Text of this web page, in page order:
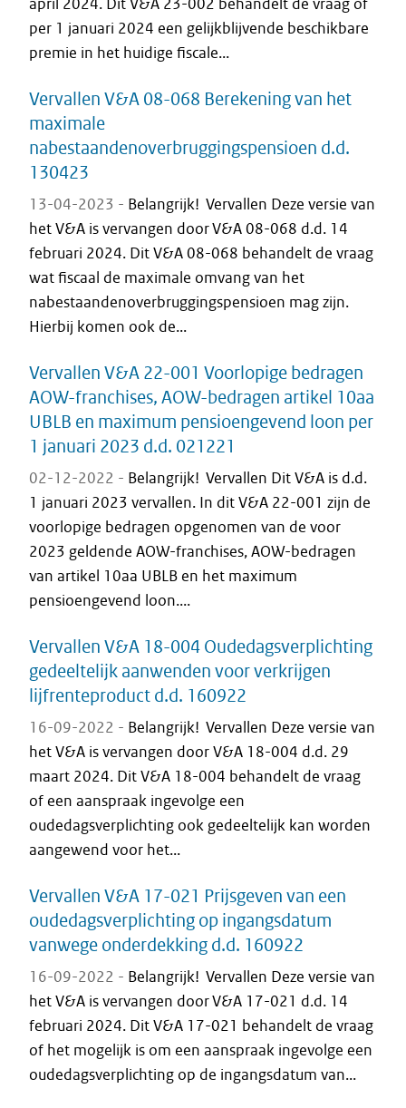
april 2024. Dit V&A 23-002 behandelt de vraag of
per 1 januari 2024 een gelijkblijvende beschikbare
premie in het huidige fiscale...
Vervallen V&A 08-068 Berekening van het
maximale
nabestaandenoverbruggingspensioen d.d.
130423
13-04-2023 - Belangrijk! Vervallen Deze versie van
het V&A is vervangen door V&A 08-068 d.d. 14
februari 2024. Dit V&A 08-068 behandelt de vraag
wat fiscaal de maximale omvang van het
nabestaandenoverbruggingspensioen mag zijn.
Hierbij komen ook de...
Vervallen V&A 22-001 Voorlopige bedragen
AOW-franchises, AOW-bedragen artikel 10aa
UBLB en maximum pensioengevend loon per
1 januari 2023 d.d. 021221
02-12-2022 - Belangrijk! Vervallen Dit V&A is d.d.
1 januari 2023 vervallen. In dit V&A 22-001 zijn de
voorlopige bedragen opgenomen van de voor
2023 geldende AOW-franchises, AOW-bedragen
van artikel 10aa UBLB en het maximum
pensioengevend loon....
Vervallen V&A 18-004 Oudedagsverplichting
gedeeltelijk aanwenden voor verkrijgen
lijfrenteproduct d.d. 160922
16-09-2022 - Belangrijk! Vervallen Deze versie van
het V&A is vervangen door V&A 18-004 d.d. 29
maart 2024. Dit V&A 18-004 behandelt de vraag
of een aanspraak ingevolge een
oudedagsverplichting ook gedeeltelijk kan worden
aangewend voor het...
Vervallen V&A 17-021 Prijsgeven van een
oudedagsverplichting op ingangsdatum
vanwege onderdekking d.d. 160922
16-09-2022 - Belangrijk! Vervallen Deze versie van
het V&A is vervangen door V&A 17-021 d.d. 14
februari 2024. Dit V&A 17-021 behandelt de vraag
of het mogelijk is om een aanspraak ingevolge een
oudedagsverplichting op de ingangsdatum van...